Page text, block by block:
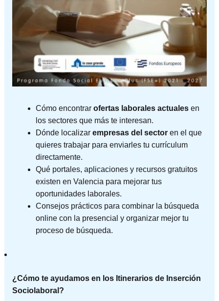
Cómo encontrar ofertas laborales actualesen
los sectores que más te interesan.
Dónde localizar empresas del sectoren el que
quieres trabajar para enviarles tu currículum
directamente.
Qué portales, aplicaciones y recursos gratuitos
existen en Valencia para mejorar tus
oportunidades laborales.
Consejos prácticos para combinar la búsqueda
online con la presencial y organizar mejor tu
proceso de búsqueda.
¿Cómo te ayudamos en los Itinerarios de Inserción
Sociolaboral?